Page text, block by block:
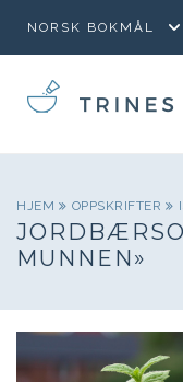
HJEM OPPSKRIFTER
MUNNEN»